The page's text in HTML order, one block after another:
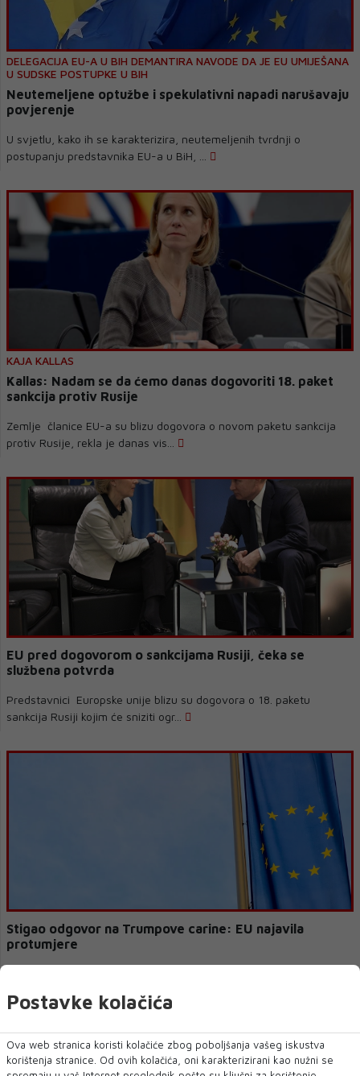
DELEGACIJA EU-A U BIH DEMANTIRA NAVODE DA JE EU UMIJEŠANA
U SUDSKE POSTUPKE U BIH
Neutemeljene optužbe i spekulativni napadi narušavaju
povjerenje
U svjetlu, kako ih se karakterizira, neutemeljenih tvrdnji o
postupanju predstavnika EU-a u BiH, ...
KAJA KALLAS
Kallas: Nadam se da ćemo danas dogovoriti 18. paket
sankcija protiv Rusije
Zemlje članice EU-a su blizu dogovora o novom paketu sankcija
protiv Rusije, rekla je danas vis...
EU pred dogovorom o sankcijama Rusiji, čeka se
službena potvrda
Predstavnici Europske unije blizu su dogovora o 18. paketu
sankcija Rusiji kojim će sniziti ogr...
Stigao odgovor na Trumpove carine: EU najavila
protumjere
Postavke kolačića
Ova web stranica koristi kolačiće zbog poboljšanja vašeg iskustva
korištenja stranice. Od ovih kolačića, oni karakterizirani kao nužni se